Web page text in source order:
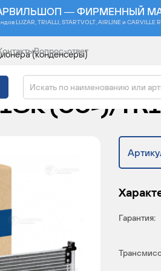
— ФИРМЕННЫЙ
LUZAR, TRIALLI, STARTVOLT, AIRLINE и CARVILLE
Вопрос-ответ
(конденсеры)
(00-)/
Гарантия: